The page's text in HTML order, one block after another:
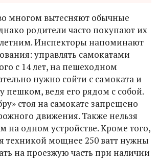
многом вытесняют обычные
родители часто покупают их
Инспекторы напоминают
управлять самокатами
с 14 лет, на пешеходном
нужно сойти с самоката и
пешком, ведя его рядом с собой.
стоя на самокате запрещено
движения. Также нельзя
на одном устройстве. Кроме того,
техникой мощнее 250 ватт нужны
на проезжую часть при наличии